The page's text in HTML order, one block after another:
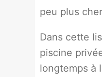
peu plus
Dans cette
piscine
longtemps à